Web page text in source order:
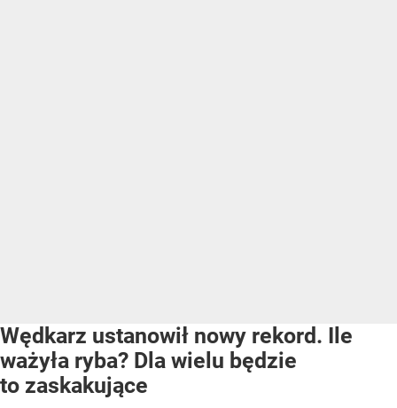
Wędkarz ustanowił nowy rekord. Ile
ważyła ryba? Dla wielu będzie
to zaskakujące